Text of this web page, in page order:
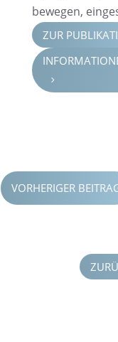
bewegen,
ZUR
5
VORHERIGER